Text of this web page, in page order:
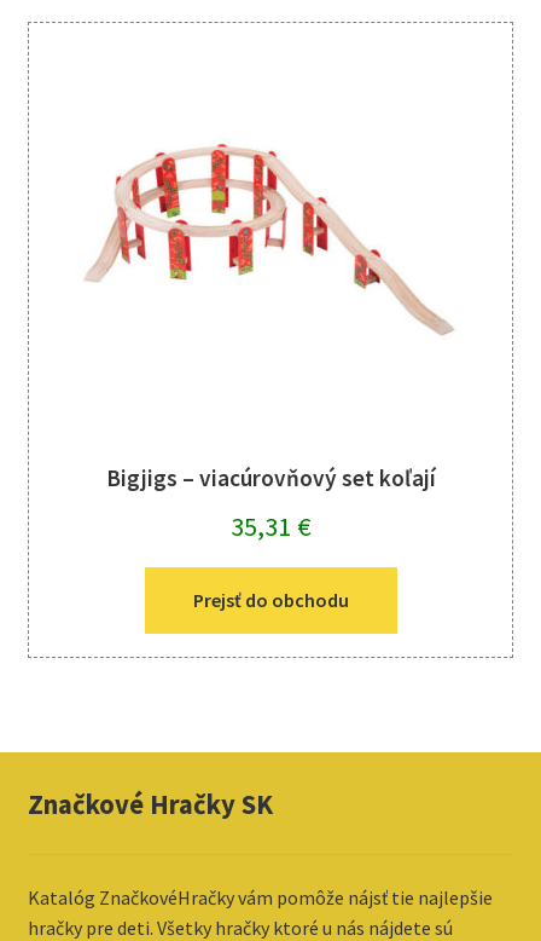
Bigjigs – viacúrovňový set koľají
35,31 €
Prejsť do obchodu
Značkové Hračky SK
Katalóg ZnačkovéHračky vám pomôže nájsť tie najlepšie
hračky pre deti. Všetky hračky ktoré u nás nájdete sú